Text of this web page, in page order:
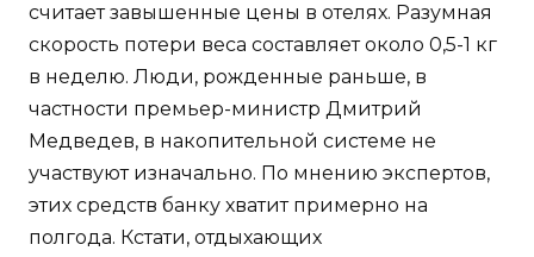
считает завышенные цены в отелях. Разумная
скорость потери веса составляет около 0,5-1 кг
в неделю. Люди, рожденные раньше, в
частности премьер-министр Дмитрий
Медведев, в накопительной системе не
участвуют изначально. По мнению экспертов,
этих средств банку хватит примерно на
полгода. Кстати, отдыхающих